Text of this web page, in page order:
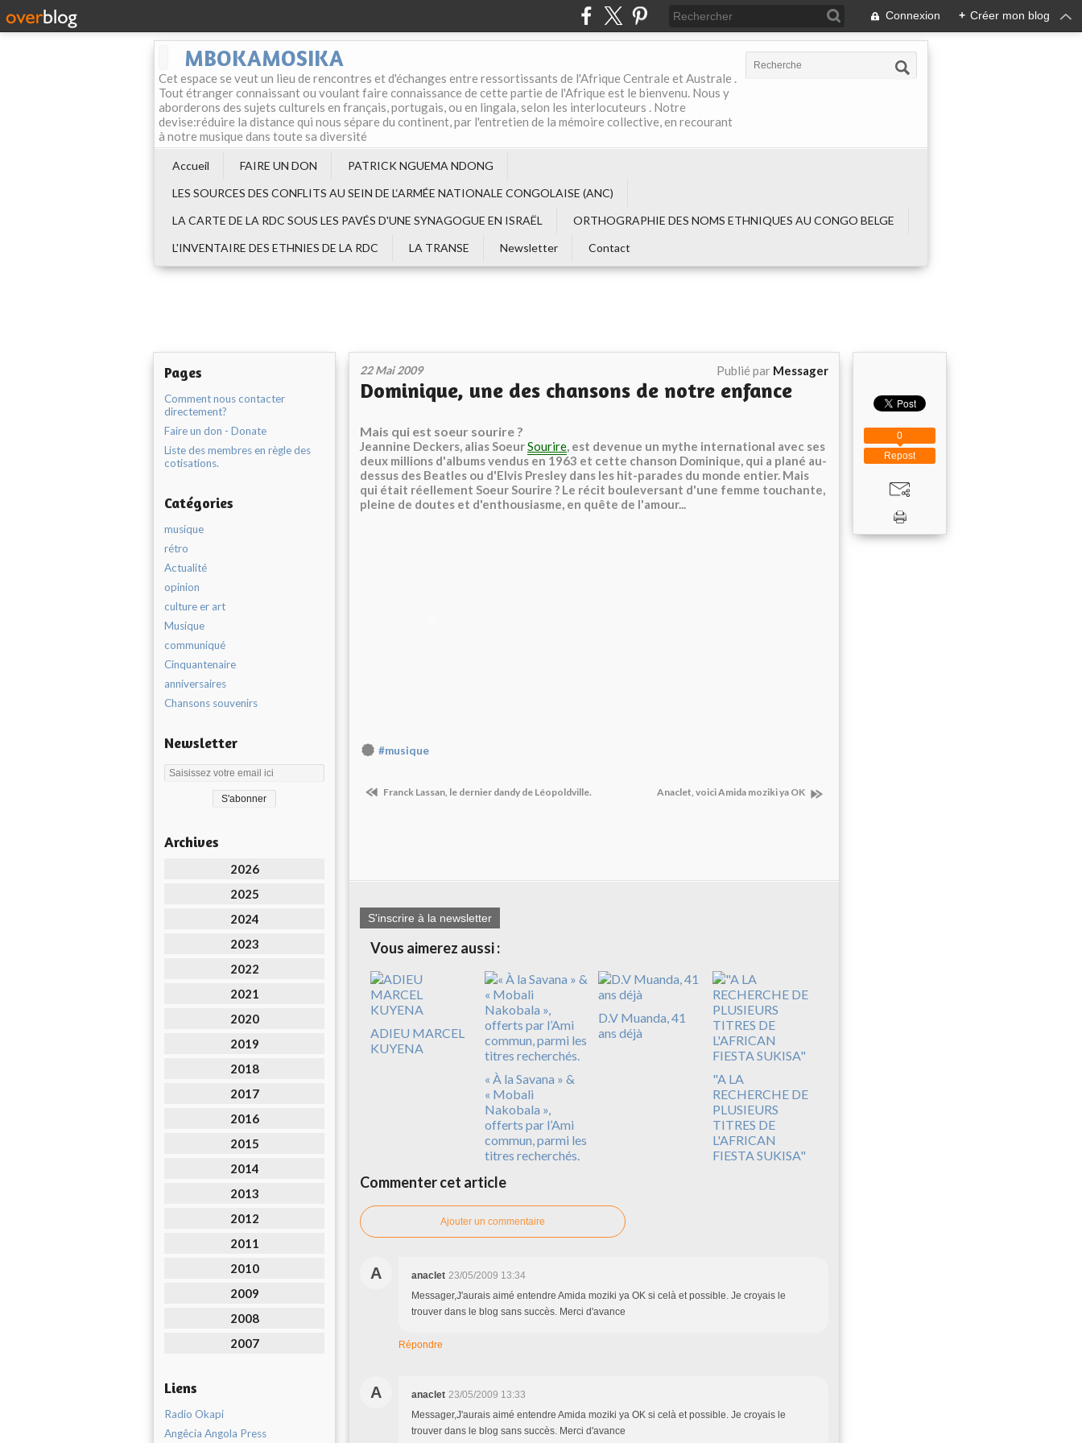
Connexion + Créer mon blog
MBOKAMOSIKA
Cet espace se veut un lieu de rencontres et d'échanges entre ressortissants de l'Afrique Centrale et Australe .
Tout étranger connaissant ou voulant faire connaissance de cette partie de l'Afrique est le bienvenu. Nous y
aborderons des sujets culturels en français, portugais, ou en lingala, selon les interlocuteurs . Notre
devise:réduire la distance qui nous sépare du continent, par l'entretien de la mémoire collective, en recourant
à notre musique dans toute sa diversité
Accueil FAIRE UN DON
PATRICK NGUEMA NDONG
LES SOURCES DES CONFLITS AU SEIN DE L‘ARMÉE NATIONALE CONGOLAISE (ANC)
LA CARTE DE LA RDC SOUS LES PAVÉS D'UNE SYNAGOGUE EN ISRAËL
ORTHOGRAPHIE DES NOMS ETHNIQUES AU CONGO BELGE
L'INVENTAIRE DES ETHNIES DE LA RDC
LA TRANSE Newsletter Contact
Pages
Comment nous contacter
directement?
Faire un don - Donate
Liste des membres en règle des
cotisations.
Catégories
musique
rétro
Actualité
opinion
culture er art
Musique
communiqué
Cinquantenaire
anniversaires
Chansons souvenirs
Newsletter
Archives
2026
2025
2024
2023
2022
2021
2020
2019
2018
2017
2016
2015
2014
2013
2012
2011
2010
2009
2008
2007
Liens
Radio Okapi
Angêcia Angola Press
22 Mai 2009 Publié par Messager
Dominique, une des chansons de notre enfance
Mais qui est soeur sourire ?
Jeannine Deckers, alias SoeurSourire, est devenue un mythe international avec ses
deux millions d'albums vendus en 1963 et cette chanson Dominique, qui a plané au-
dessus des Beatles ou d'Elvis Presley dans les hit-parades du monde entier. Mais
qui était réellement Soeur Sourire ? Le récit bouleversant d'une femme touchante,
pleine de doutes et d'enthousiasme, en quête de l'amour...
#musique
Franck Lassan, le dernier dandy de Léopoldville. Anaclet, voici Amida moziki ya OK
S'inscrire à la newsletter
Vous aimerez aussi :
ADIEU MARCEL
KUYENA
« À la Savana » &
« Mobali
Nakobala »,
offerts par l’Ami
commun, parmi les
titres recherchés.
D.V Muanda, 41
ans déjà
"A LA
RECHERCHE DE
PLUSIEURS
TITRES DE
L'AFRICAN
FIESTA SUKISA"
Commenter cet article
Ajouter un commentaire
A anaclet 23/05/2009 13:34
Messager,J'aurais aimé entendre Amida moziki ya OK si celà et possible. Je croyais le
trouver dans le blog sans succès. Merci d'avance
Répondre
A anaclet 23/05/2009 13:33
Messager,J'aurais aimé entendre Amida moziki ya OK si celà et possible. Je croyais le
trouver dans le blog sans succès. Merci d'avance
Repost
0